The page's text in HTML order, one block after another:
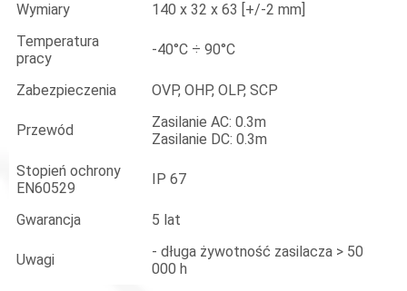
Wymiary
140 x 32 x 63 [+/-2 mm]
Temperatura
pracy
-40°C ÷ 90°C
Zabezpieczenia OVP, OHP, OLP, SCP
Przewód
Zasilanie AC: 0.3m
Zasilanie DC: 0.3m
Stopień ochrony
EN60529
IP 67
Gwarancja 5 lat
Uwagi
- długa żywotność zasilacza > 50
000 h